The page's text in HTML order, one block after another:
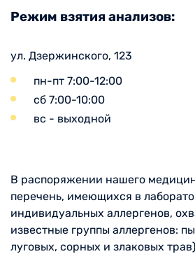
Режим взятия анализов:
ул. Дзержинского, 123
пн-пт 7:00-12:00
сб 7:00-10:00
вс - выходной
В распоряжении нашего
перечень, имеющихся в
индивидуальных аллергенов,
известные группы аллергенов:
луговых, сорных и злаковых